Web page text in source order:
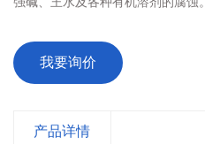
我要询价
产品详情